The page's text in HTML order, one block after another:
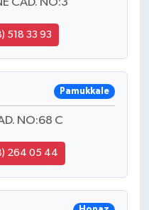
518 33 93
Pamukkale
NO:68 C
264 05 44